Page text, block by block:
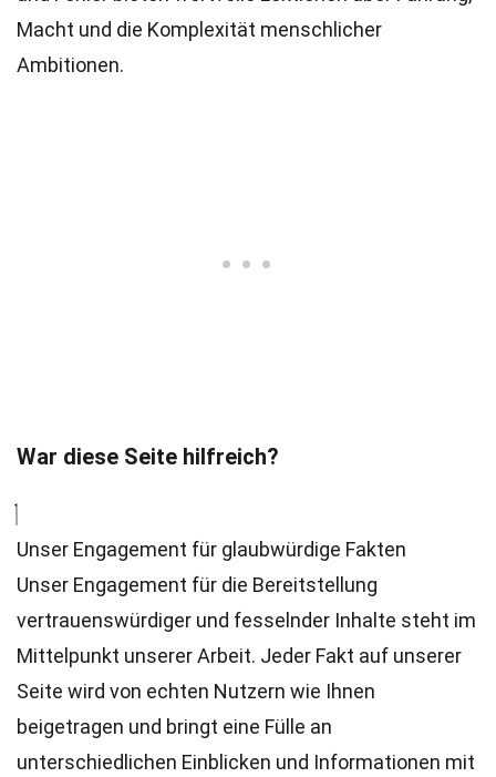
Macht und die Komplexität menschlicher
Ambitionen.
War diese Seite hilfreich?
Unser Engagement für glaubwürdige Fakten
Unser Engagement für die Bereitstellung
vertrauenswürdiger und fesselnder Inhalte steht im
Mittelpunkt unserer Arbeit. Jeder Fakt auf unserer
Seite wird von echten Nutzern wie Ihnen
beigetragen und bringt eine Fülle an
unterschiedlichen Einblicken und Informationen mit